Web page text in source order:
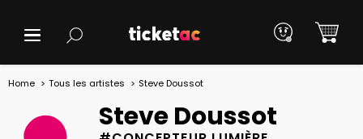
Home Tous les artistes Steve Doussot
Steve Doussot